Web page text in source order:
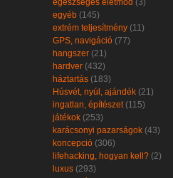
egészséges életmód (3)
egyéb (145)
extrém teljesítmény (11)
GPS, navigáció (77)
hangszer (21)
hardver (432)
háztartás (183)
Húsvét, nyúl, ajándék (21)
ingatlan, építészet(115)
játékok (253)
karácsonyi pazarságok (43)
koncepció (306)
lifehacking, hogyan kell? (2)
luxus (293)